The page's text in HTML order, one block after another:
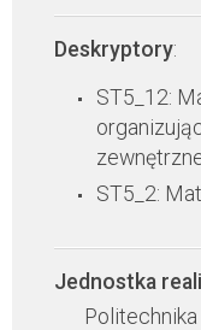
Deskryptory:
ST5_12:
ST5_2:
Jednostka